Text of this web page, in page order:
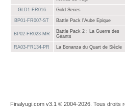
GLD1-FR016 Gold Series
BP01-FR007-ST Battle Pack l'Aube Epique
BP02-FR023-MR
Battle Pack 2 : La Guerre des
Géants
RA03-FR134-PR La Bonanza du Quart de Siècle
Finalyugi.com v3.1 © 2004-2026. Tous droits